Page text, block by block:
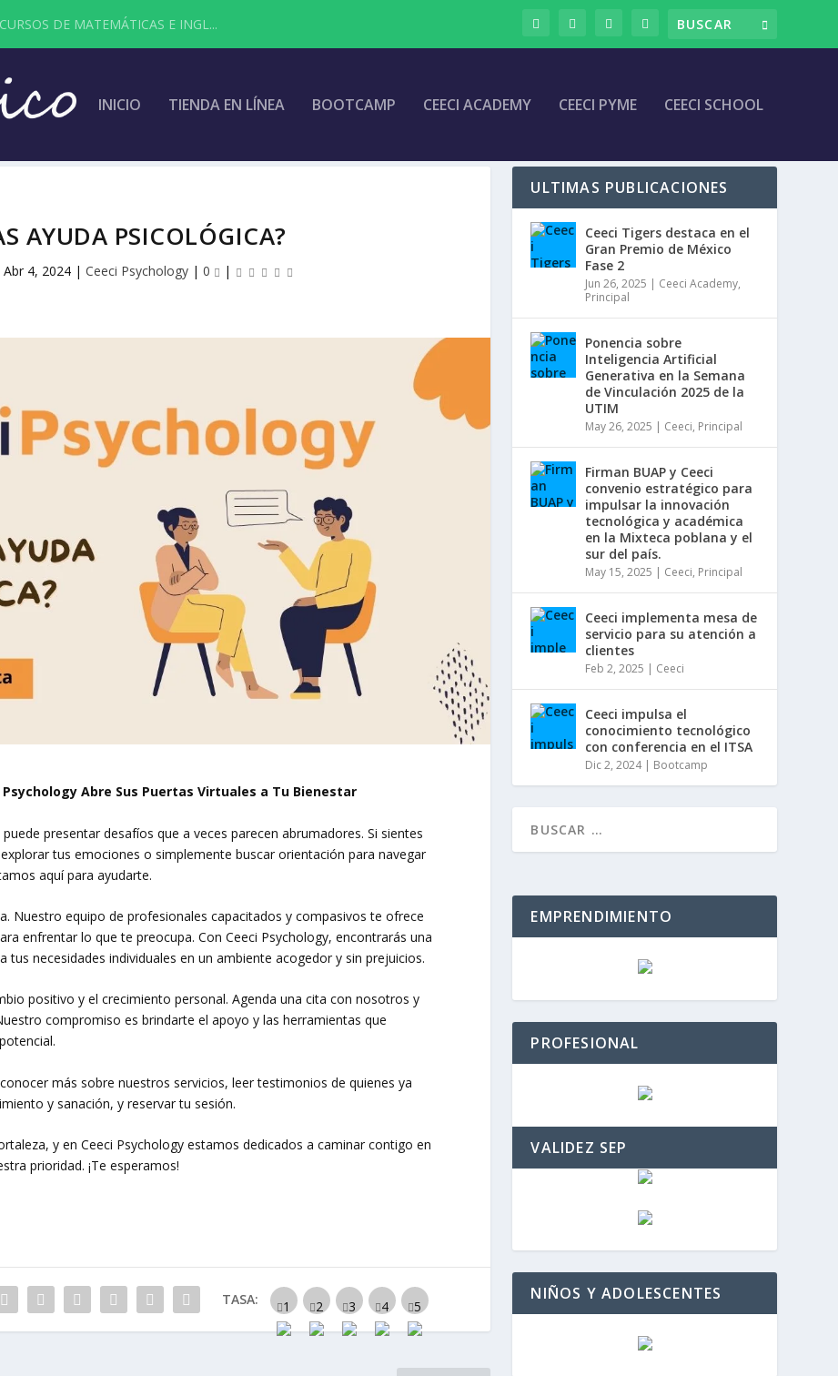
DE MATEMÁTICAS E INGL...
INICIO TIENDA EN LÍNEA BOOTCAMP CEECI ACADEMY CEECI PYME CEECI SCHOOL
AYUDA PSICOLÓGICA?
Abr 4, 2024| Ceeci Psychology| 0 |
Abre Sus Puertas Virtuales a Tu Bienestar
presentar desafíos que a veces parecen abrumadores. Si sientes
tus emociones o simplemente buscar orientación para navegar
aquí para ayudarte.
Nuestro equipo de profesionales capacitados y compasivos te ofrece
enfrentar lo que te preocupa. Con Ceeci Psychology, encontrarás una
tus necesidades individuales en un ambiente acogedor y sin prejuicios.
positivo y el crecimiento personal. Agenda una cita con nosotros y
compromiso es brindarte el apoyo y las herramientas que
más sobre nuestros servicios, leer testimonios de quienes ya
y sanación, y reservar tu sesión.
y en Ceeci Psychology estamos dedicados a caminar contigo en
prioridad. ¡Te esperamos!
TASA:
ULTIMAS PUBLICACIONES
Ceeci Tigers destaca en el
Gran Premio de México
Fase 2
Jun 26, 2025 | Ceeci Academy,
Principal
Ponencia sobre
Inteligencia Artificial
Generativa en la Semana
de Vinculación 2025 de la
UTIM
May 26, 2025 | Ceeci, Principal
Firman BUAP y Ceeci
convenio estratégico para
impulsar la innovación
tecnológica y académica
en la Mixteca poblana y el
sur del país.
May 15, 2025 | Ceeci, Principal
Ceeci implementa mesa de
servicio para su atención a
clientes
Feb 2, 2025 | Ceeci
Ceeci impulsa el
conocimiento tecnológico
con conferencia en el ITSA
Dic 2, 2024| Bootcamp
EMPRENDIMIENTO
PROFESIONAL
VALIDEZ SEP
NIÑOS Y ADOLESCENTES